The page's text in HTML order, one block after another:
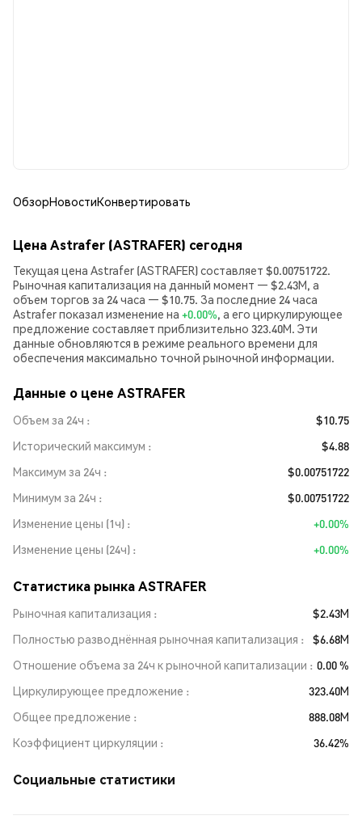
ОбзорНовостиКонвертировать
Цена Astrafer (ASTRAFER) сегодня
Текущая цена Astrafer (ASTRAFER) составляет $0.00751722.
Рыночная капитализация на данный момент — $2.43M, а
объем торгов за 24 часа — $10.75. За последние 24 часа
Astrafer показал изменение на +0.00%, а его циркулирующее
предложение составляет приблизительно 323.40M. Эти
данные обновляются в режиме реального времени для
обеспечения максимально точной рыночной информации.
Данные о цене ASTRAFER
Объем за 24ч
$10.75
Исторический максимум
$4.88
Максимум за 24ч
$0.00751722
Минимум за 24ч
$0.00751722
Изменение цены (1ч)
+0.00%
Изменение цены (24ч)
+0.00%
Статистика рынка ASTRAFER
Рыночная капитализация
$2.43M
Полностью разводнённая рыночная капитализация
$6.68M
Отношение объема за 24ч к рыночной капитализации
0.00 %
Циркулирующее предложение
323.40M
Общее предложение
888.08M
Коэффициент циркуляции
36.42%
Социальные статистики